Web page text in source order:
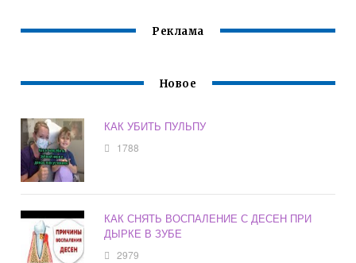
Реклама
Новое
КАК УБИТЬ ПУЛЬПУ
1788
КАК СНЯТЬ ВОСПАЛЕНИЕ С ДЕСЕН ПРИ
ДЫРКЕ В ЗУБЕ
2979